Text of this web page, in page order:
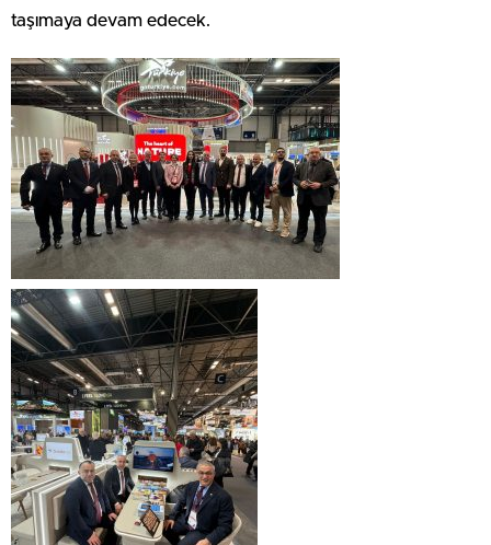
taşımaya devam edecek.